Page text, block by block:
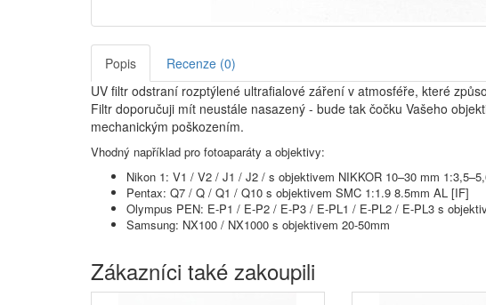
Popis
Recenze (0)
UV filtr odstraní rozptýlené ultrafialové záření v atmosféře, které
Filtr doporučuji mít neustále nasazený - bude tak čočku Vašeho
mechanickým poškozením.
Vhodný například pro fotoaparáty a objektivy:
Nikon 1: V1 / V2 / J1 / J2 / s objektivem NIKKOR 10–30 mm
Pentax: Q7 / Q / Q1 / Q10 s objektivem SMC 1:1.9 8.5mm AL [IF]
Olympus PEN: E-P1 / E-P2 / E-P3 / E-PL1 / E-PL2 / E-PL3 s
Samsung: NX100 / NX1000 s objektivem 20-50mm
Zákazníci také zakoupili